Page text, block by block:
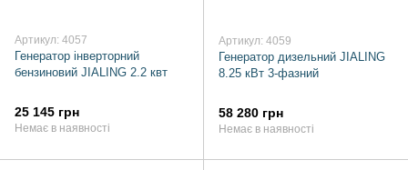
Артикул: 4057
Генератор інверторний
бензиновий JIALING 2.2 квт
25 145 грн
Немає в наявності
Артикул: 4059
Генератор дизельний JIALING
8.25 кВт 3-фазний
58 280 грн
Немає в наявності